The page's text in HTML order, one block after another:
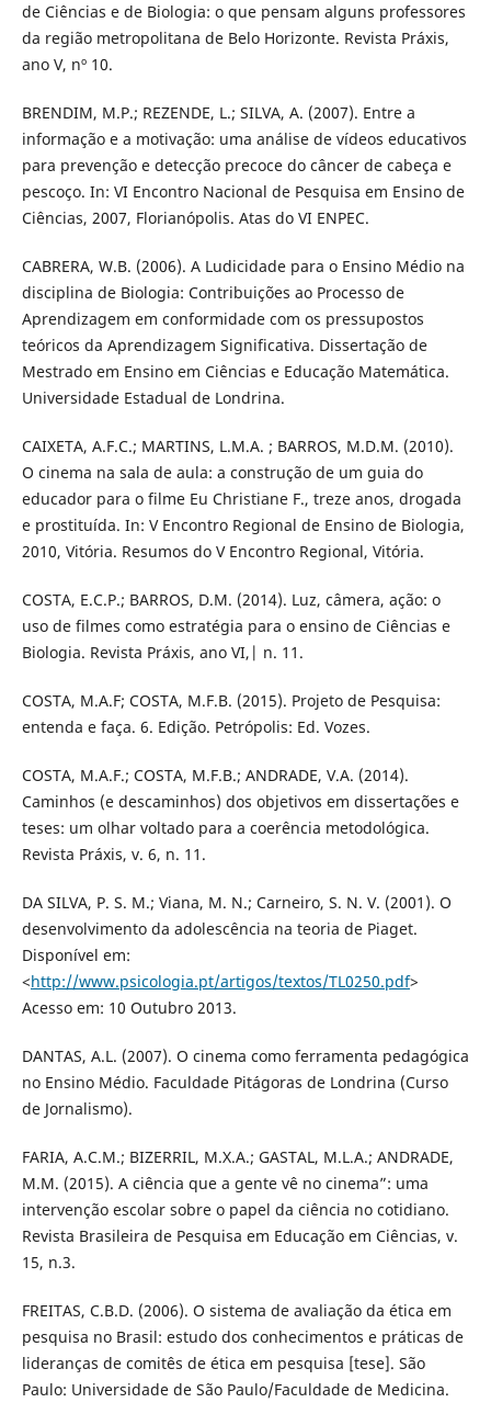
de Ciências e de Biologia: o que pensam alguns professores
da região metropolitana de Belo Horizonte. Revista Práxis,
ano V, nº 10.
BRENDIM, M.P.; REZENDE, L.; SILVA, A. (2007). Entre a
informação e a motivação: uma análise de vídeos educativos
para prevenção e detecção precoce do câncer de cabeça e
pescoço. In: VI Encontro Nacional de Pesquisa em Ensino de
Ciências, 2007, Florianópolis. Atas do VI ENPEC.
CABRERA, W.B. (2006). A Ludicidade para o Ensino Médio na
disciplina de Biologia: Contribuições ao Processo de
Aprendizagem em conformidade com os pressupostos
teóricos da Aprendizagem Significativa. Dissertação de
Mestrado em Ensino em Ciências e Educação Matemática.
Universidade Estadual de Londrina.
CAIXETA, A.F.C.; MARTINS, L.M.A. ; BARROS, M.D.M. (2010).
O cinema na sala de aula: a construção de um guia do
educador para o filme Eu Christiane F., treze anos, drogada
e prostituída. In: V Encontro Regional de Ensino de Biologia,
2010, Vitória. Resumos do V Encontro Regional, Vitória.
COSTA, E.C.P.; BARROS, D.M. (2014). Luz, câmera, ação: o
uso de filmes como estratégia para o ensino de Ciências e
Biologia. Revista Práxis, ano VI,| n. 11.
COSTA, M.A.F; COSTA, M.F.B. (2015). Projeto de Pesquisa:
entenda e faça. 6. Edição. Petrópolis: Ed. Vozes.
COSTA, M.A.F.; COSTA, M.F.B.; ANDRADE, V.A. (2014).
Caminhos (e descaminhos) dos objetivos em dissertações e
teses: um olhar voltado para a coerência metodológica.
Revista Práxis, v. 6, n. 11.
DA SILVA, P. S. M.; Viana, M. N.; Carneiro, S. N. V. (2001). O
desenvolvimento da adolescência na teoria de Piaget.
Disponível em:
<http://www.psicologia.pt/artigos/textos/TL0250.pdf>
Acesso em: 10 Outubro 2013.
DANTAS, A.L. (2007). O cinema como ferramenta pedagógica
no Ensino Médio. Faculdade Pitágoras de Londrina (Curso
de Jornalismo).
FARIA, A.C.M.; BIZERRIL, M.X.A.; GASTAL, M.L.A.; ANDRADE,
M.M. (2015). A ciência que a gente vê no cinema”: uma
intervenção escolar sobre o papel da ciência no cotidiano.
Revista Brasileira de Pesquisa em Educação em Ciências, v.
15, n.3.
FREITAS, C.B.D. (2006). O sistema de avaliação da ética em
pesquisa no Brasil: estudo dos conhecimentos e práticas de
lideranças de comitês de ética em pesquisa [tese]. São
Paulo: Universidade de São Paulo/Faculdade de Medicina.